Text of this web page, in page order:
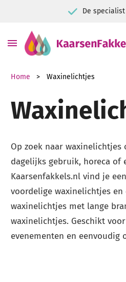
Voor
Home Waxinelichtjes
Op zoek naar
dagelijks gebruik, horeca of
Kaarsenfakkels.nl vind je
voordelige waxinelichtjes
waxinelichtjes met lange
waxinelichtjes. Geschikt
evenementen en eenvoudig